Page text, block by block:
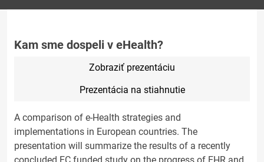
Kam sme dospeli v eHealth?
Zobraziť prezentáciu
Prezentácia na stiahnutie
A comparison of e-Health strategies and
implementations in European countries. The
presentation will summarize the results of a recently